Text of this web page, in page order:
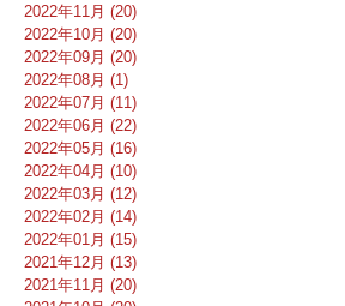
2022年11月 (20)
2022年10月 (20)
2022年09月 (20)
2022年08月 (1)
2022年07月 (11)
2022年06月 (22)
2022年05月 (16)
2022年04月 (10)
2022年03月 (12)
2022年02月 (14)
2022年01月 (15)
2021年12月 (13)
2021年11月 (20)